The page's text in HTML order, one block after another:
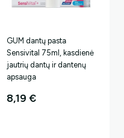
GUM dantų pasta
Sensivital 75ml, kasdienė
jautrių dantų ir dantenų
apsauga
8,19€